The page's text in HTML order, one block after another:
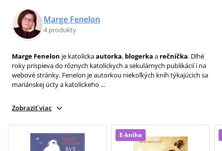
Marge Fenelon
4 produkty
Marge Fenelon je katolíckaautorka, blogerka a rečníčka. Dlhé
roky prispieva do rôznych katolíckych a sekulárnych publikácií i na
webové stránky. Fenelon je autorkou niekoľkých kníh týkajúcich sa
mariánskej úcty a katolíckeho ...
Zobraziť viac
E-kniha